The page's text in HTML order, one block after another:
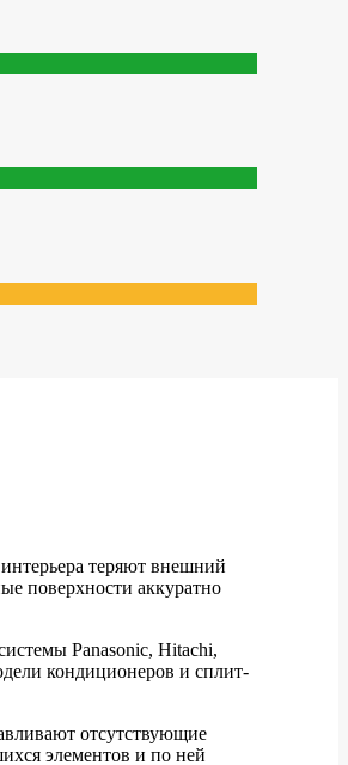
теряют внешний
поверхности аккуратно
Panasonic, Hitachi,
кондиционеров и сплит-
отсутствующие
элементов и по ней